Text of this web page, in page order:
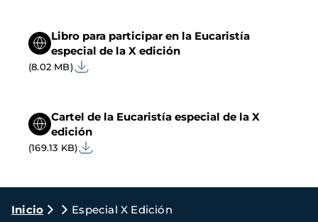
Libro para participar en la Eucaristía
especial de la X edición
(8.02 MB)
Cartel de la Eucaristía especial de la X
edición
(169.13 KB)
Ruta
Inicio Especial X Edición